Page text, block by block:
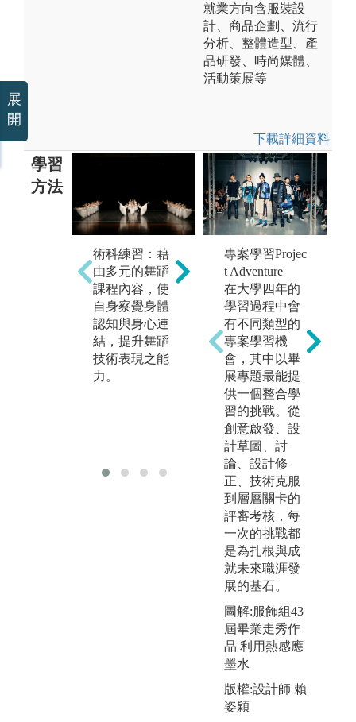
就業方向含服裝設
計、商品企劃、流行
分析、整體造型、產
品研發、時尚媒體、
活動策展等
下載詳細資料
學習
方法
術科練習：藉
由多元的舞蹈
課程內容，使
自身察覺身體
認知與身心連
結，提升舞蹈
技術表現之能
力。
課堂講授：教
師講述舞蹈歷
史脈絡及相關
學科理論，使
學生更加瞭解
專業史學背
景、掌握正確
的知識與觀
念，進而將所
學運用在舞蹈
創作或展演應
用實作。
專案學習Projec
t Adventure
在大學四年的
學習過程中會
有不同類型的
專案學習機
會，其中以畢
展專題最能提
供一個整合學
習的挑戰。從
創意啟發、設
計草圖、討
論、設計修
正、技術克服
到層層關卡的
評審考核，每
一次的挑戰都
是為扎根與成
就未來職涯發
展的基石。
圖解:服飾組43
屆畢業走秀作
品 利用熱感應
墨水
版權:設計師 賴
姿穎
展
開